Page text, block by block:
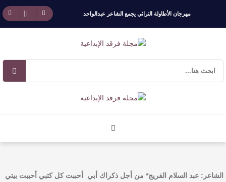
مهرجان الأطاولة التراثي يجمع الشاعر عبدالواحد
افتتاحية العدد 130
الشاعر: عبد السلام الفريج* من أجل ذكراك أبي أحببت كل كتبي أحببت بيتي